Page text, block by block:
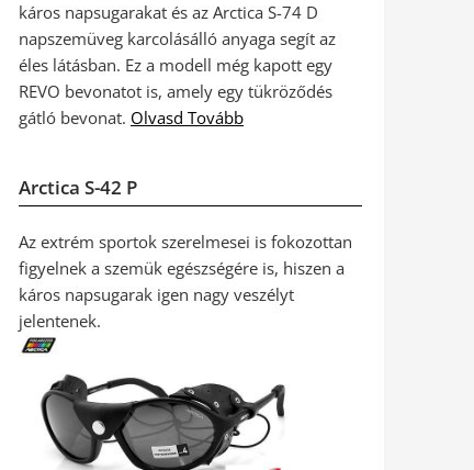
káros napsugarakat és az Arctica S-74 D
napszemüveg karcolásálló anyaga segít az
éles látásban. Ez a modell még kapott egy
REVO bevonatot is, amely egy tükröződés
gátló bevonat. Olvasd Tovább
Arctica S-42 P
Az extrém sportok szerelmesei is fokozottan
figyelnek a szemük egészségére is, hiszen a
káros napsugarak igen nagy veszélyt
jelentenek.